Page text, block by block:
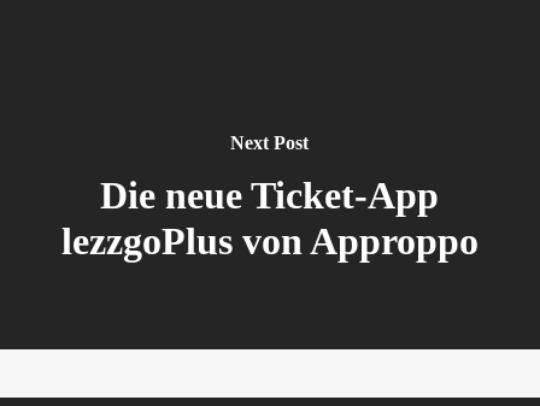
Next Post
Die neue Ticket-App
lezzgoPlus von Approppo